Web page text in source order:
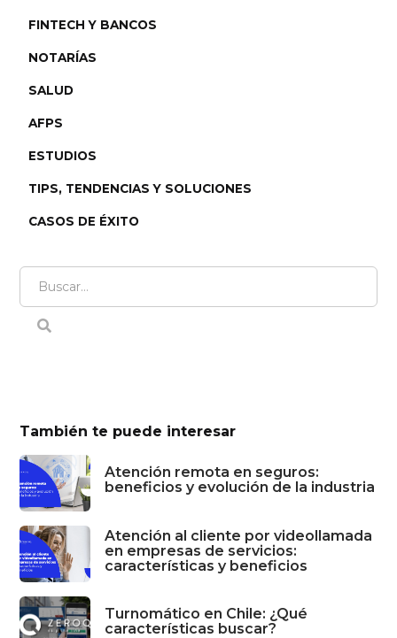
FINTECH Y BANCOS
NOTARÍAS
SALUD
AFPS
ESTUDIOS
TIPS, TENDENCIAS Y SOLUCIONES
CASOS DE ÉXITO
También te puede interesar
Atención remota en seguros:
beneficios y evolución de la industria
Atención al cliente por videollamada
en empresas de servicios:
características y beneficios
Turnomático en Chile: ¿Qué
características buscar?